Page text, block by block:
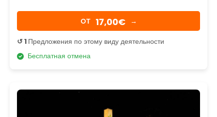
OТ 17,00€ →
↺ 1 Предложения по этому виду деятельности
Бесплатная отмена